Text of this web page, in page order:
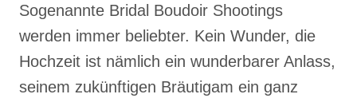
Sogenannte Bridal Boudoir Shootings
werden immer beliebter. Kein Wunder, die
Hochzeit ist nämlich ein wunderbarer Anlass,
seinem zukünftigen Bräutigam ein ganz